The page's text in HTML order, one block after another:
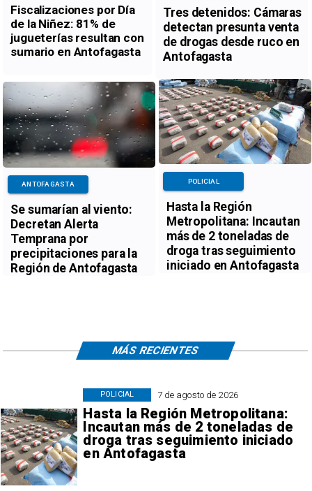
Fiscalizaciones por Día
de la Niñez: 81% de
jugueterías resultan con
sumario en Antofagasta
Tres detenidos: Cámaras
detectan presunta venta
de drogas desde ruco en
Antofagasta
Se sumarían al viento:
Decretan Alerta
Temprana por
precipitaciones para la
Región de Antofagasta
ANTOFAGASTA
Hasta la Región
Metropolitana: Incautan
más de 2 toneladas de
droga tras seguimiento
iniciado en Antofagasta
POLICIAL
7 de agosto de 2026
Hasta la Región Metropolitana:
Incautan más de 2 toneladas de
droga tras seguimiento iniciado
en Antofagasta
POLICIAL
MÁS RECIENTES